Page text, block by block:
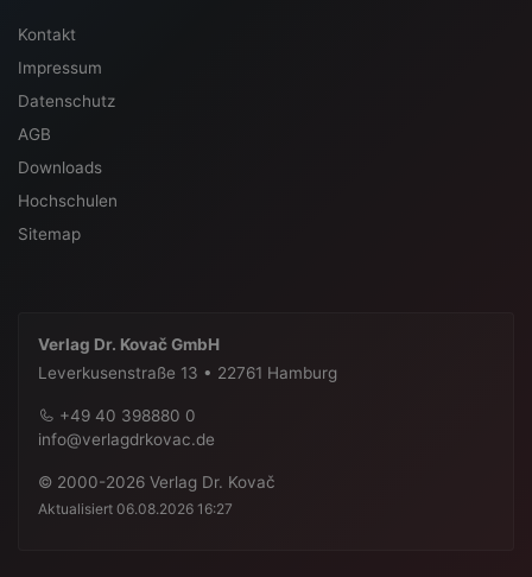
Kontakt
Impressum
Datenschutz
AGB
Downloads
Hochschulen
Sitemap
Verlag Dr. Kovač GmbH
Leverkusenstraße 13 • 22761 Hamburg
+49 40 398880 0
info@verlagdrkovac.de
© 2000-2026 Verlag Dr. Kovač
Aktualisiert 06.08.2026 16:27